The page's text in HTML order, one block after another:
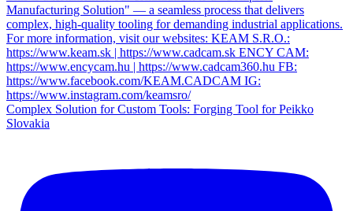
Complex Solution for Custom Tools: Forging Tool for Peikko
Slovakia